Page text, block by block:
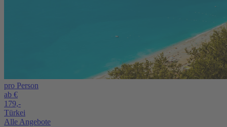
pro Person
ab €
179,-
Türkei
Alle Angebote